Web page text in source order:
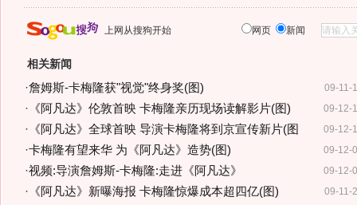
上网从搜狗开始 网页 新闻
相关新闻
09-11-
·詹姆斯-卡梅隆获"视觉"终身奖(图)
09-12-
· 《阿凡达》伦敦首映 卡梅隆亲历现场读解影片(图)
09-12-
· 《阿凡达》全球首映 导演卡梅隆将到京宣传新片(图
09-12-
·卡梅隆有望来华 为《阿凡达》造势(图)
09-12-
·视频:导演詹姆斯-卡梅隆:走进《阿凡达》
09-11-
· 《阿凡达》新曝海报 卡梅隆惊爆成本超四亿(图)